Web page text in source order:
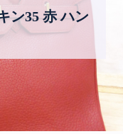
ン35 赤 ハン